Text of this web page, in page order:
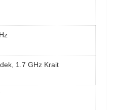
1.7 GHz Krait